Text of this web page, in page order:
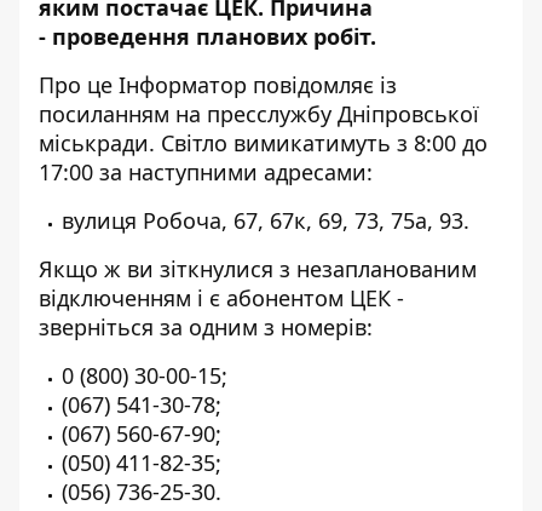
яким постачає ЦЕК. Причина
- проведення планових робіт.
Про це Інформатор повідомляє із
посиланням на пресслужбу Дніпровської
міськради. Світло вимикатимуть з 8:00 до
17:00 за наступними адресами:
вулиця Робоча, 67, 67к, 69, 73, 75а, 93.
Якщо ж ви зіткнулися з незапланованим
відключенням і є абонентом ЦЕК -
зверніться за одним з номерів:
0 (800) 30-00-15;
(067) 541-30-78;
(067) 560-67-90;
(050) 411-82-35;
(056) 736-25-30.